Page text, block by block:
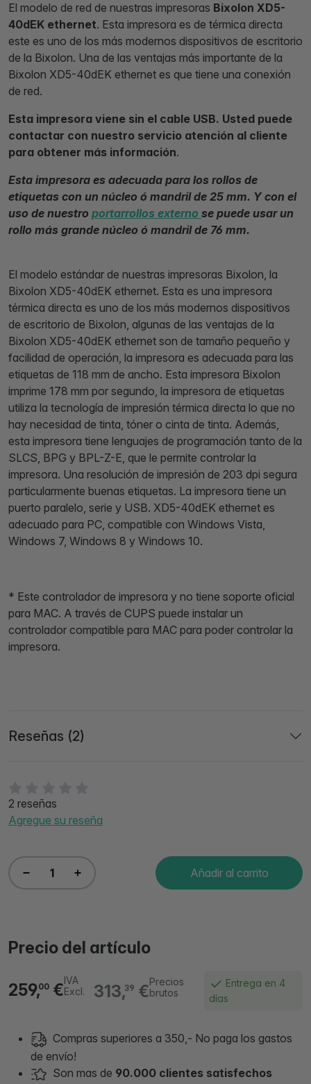
2 reseñas
Agregue su reseña
Añadir al carrito
Precio del artículo
313,39 €Precios
brutos
259,00 €IVA
Excl.
Entrega en 4
días
Compras superiores a 350,- No paga los gastos
de envío!
Son mas de 90.000 clientes satisfechos
El modelo de red de nuestras impresoras Bixolon XD5-
40dEK ethernet. Esta impresora es de térmica directa
este es uno de los más modernos dispositivos de escritorio
de la Bixolon. Una de las ventajas más importante de la
Bixolon XD5-40dEK ethernet es que tiene una conexión
de red.
Esta impresora viene sin el cable USB. Usted puede
contactar con nuestro servicio atención al cliente
para obtener más información.
Esta impresora es adecuada para los rollos de
etiquetas con un núcleo ó mandril de 25 mm. Y con el
uso de nuestro portarrollos externo se puede usar un
rollo más grande núcleo ó mandril de 76 mm.
El modelo estándar de nuestras impresoras Bixolon, la
Bixolon XD5-40dEK ethernet. Esta es una impresora
térmica directa es uno de los más modernos dispositivos
de escritorio de Bixolon, algunas de las ventajas de la
Bixolon XD5-40dEK ethernet son de tamaño pequeño y
facilidad de operación, la impresora es adecuada para las
etiquetas de 118 mm de ancho. Esta impresora Bixolon
imprime 178 mm por segundo, la impresora de etiquetas
utiliza la tecnología de impresión térmica directa lo que no
hay necesidad de tinta, tóner o cinta de tinta. Además,
esta impresora tiene lenguajes de programación tanto de la
SLCS, BPG y BPL-Z-E, que le permite controlar la
impresora. Una resolución de impresión de 203 dpi segura
particularmente buenas etiquetas. La impresora tiene un
puerto paralelo, serie y USB. XD5-40dEK ethernet es
adecuado para PC, compatible con Windows Vista,
Windows 7, Windows 8 y Windows 10.
* Este controlador de impresora y no tiene soporte oficial
para MAC. A través de CUPS puede instalar un
controlador compatible para MAC para poder controlar la
impresora.
Reseñas (2)